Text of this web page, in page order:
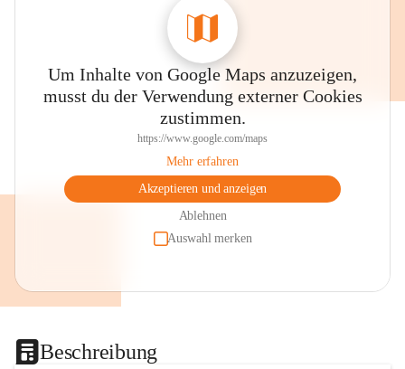
Um Inhalte von Google Maps anzuzeigen,
musst du der Verwendung externer Cookies
zustimmen.
https://www.google.com/maps
Mehr erfahren
Akzeptieren und anzeigen
Ablehnen
Auswahl merken
Beschreibung